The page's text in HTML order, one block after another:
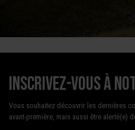
Inscrivez-vous à
Vous souhaitez découvrir les dernières
avant-première, mais aussi être alerté(e)